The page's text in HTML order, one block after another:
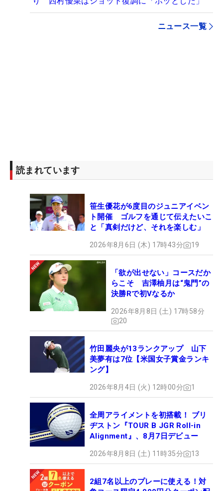
ニュース一覧
読まれています
笹生優花が6度目のジュニアイベン
ト開催 ゴルフを通じて伝えたいこ
と「真剣だけど、それを楽しむ」
2026年8月6日 (木) 17時43分 19
「欲が出せない」コースだか
らこそ 吉澤柚月は“鬼門”の
決勝Rで初Vなるか
2026年8月8日 (土) 17時58分
20
竹田麗央が13ランクアップ 山下
美夢有は7位【米国女子賞金ランキ
ング】
2026年8月4日 (火) 12時00分 1
全周アライメントを初搭載！ ブリ
ヂストン『TOUR B JGR Roll-in
Alignment』、8月7日デビュー
2026年8月8日 (土) 11時35分 13
2組7名以上のプレーに使える！対